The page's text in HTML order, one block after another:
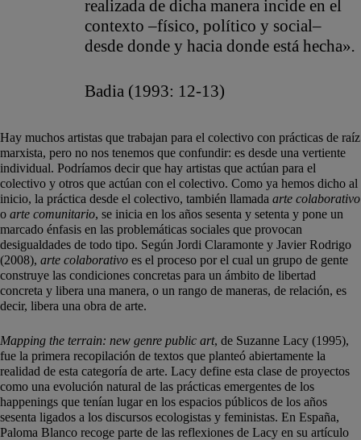
realizada de dicha manera incide en el
contexto –físico, político y social–
desde donde y hacia donde está hecha».
Badia (1993: 12-13)
Hay muchos artistas que trabajan para el colectivo con prácticas de raíz
marxista, pero no nos tenemos que confundir: es desde una vertiente
individual. Podríamos decir que hay artistas que actúan para el
colectivo y otros que actúan con el colectivo. Como ya hemos dicho al
inicio, la práctica desde el colectivo, también llamada arte colaborativo
o arte comunitario, se inicia en los años sesenta y setenta y pone un
marcado énfasis en las problemáticas sociales que provocan
desigualdades de todo tipo. Según Jordi Claramonte y Javier Rodrigo
(2008), arte colaborativo es el proceso por el cual un grupo de gente
construye las condiciones concretas para un ámbito de libertad
concreta y libera una manera, o un rango de maneras, de relación, es
decir, libera una obra de arte.
Mapping the terrain: new genre public art, de Suzanne Lacy (1995),
fue la primera recopilación de textos que planteó abiertamente la
realidad de esta categoría de arte. Lacy define esta clase de proyectos
como una evolución natural de las prácticas emergentes de los
happenings que tenían lugar en los espacios públicos de los años
sesenta ligados a los discursos ecologistas y feministas. En España,
Paloma Blanco recoge parte de las reflexiones de Lacy en su artículo